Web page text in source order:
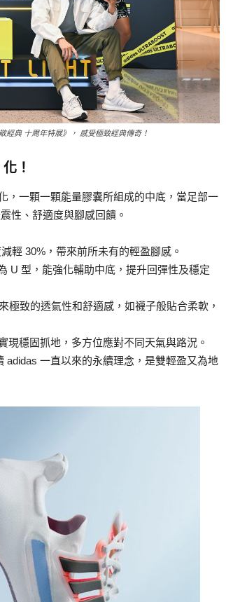
經典 十周年特展》， 感受極致經典傳奇！
！
，一顆一顆能量膠囊所組成的中底，當足部一
性、舒適度與腳感回饋​。
輕 30%，帶來前所未有的輕盈腳感。
U 型，能強化輔助中底，提升回彈性及穩定
極致的透氣性和舒適感，如襪子般貼合柔軟，
穩固抓地，多方位應對不同天氣與路況。
一直以來的永續理念，是雙輕盈又為地